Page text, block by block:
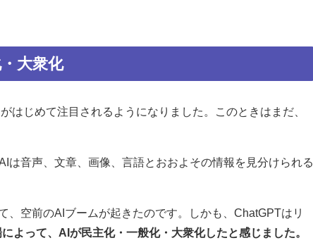
大衆化
はじめて注目されるようになりました。このときはまだ、
音声、文章、画像、言語とおおよその情報を見分けられる
空前のAIブームが起きたのです。しかも、ChatGPTはリ
よって、AIが民主化・一般化・大衆化したと感じました。